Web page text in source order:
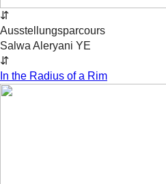
⇵
Ausstellungsparcours
Salwa Aleryani YE
⇵
In the Radius of a Rim